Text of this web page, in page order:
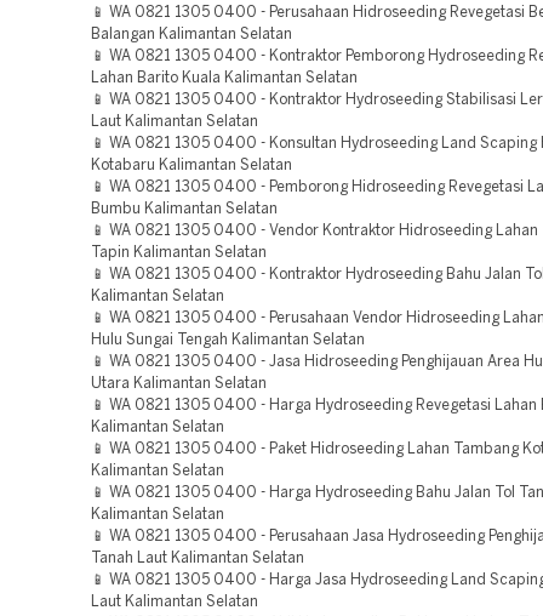
📱 WA 0821 1305 0400 - Perusahaan Hidroseeding Revegetasi
Balangan Kalimantan Selatan
📱 WA 0821 1305 0400 - Kontraktor Pemborong Hydroseeding
Lahan Barito Kuala Kalimantan Selatan
📱 WA 0821 1305 0400 - Kontraktor Hydroseeding Stabilisasi
Laut Kalimantan Selatan
📱 WA 0821 1305 0400 - Konsultan Hydroseeding Land Scaping
Kotabaru Kalimantan Selatan
📱 WA 0821 1305 0400 - Pemborong Hidroseeding Revegetasi
Bumbu Kalimantan Selatan
📱 WA 0821 1305 0400 - Vendor Kontraktor Hidroseeding Lahan
Tapin Kalimantan Selatan
📱 WA 0821 1305 0400 - Kontraktor Hydroseeding Bahu Jalan
Kalimantan Selatan
📱 WA 0821 1305 0400 - Perusahaan Vendor Hidroseeding
Hulu Sungai Tengah Kalimantan Selatan
📱 WA 0821 1305 0400 - Jasa Hidroseeding Penghijauan Area
Utara Kalimantan Selatan
📱 WA 0821 1305 0400 - Harga Hydroseeding Revegetasi Lahan
Kalimantan Selatan
📱 WA 0821 1305 0400 - Paket Hidroseeding Lahan Tambang
Kalimantan Selatan
📱 WA 0821 1305 0400 - Harga Hydroseeding Bahu Jalan Tol
Kalimantan Selatan
📱 WA 0821 1305 0400 - Perusahaan Jasa Hydroseeding
Tanah Laut Kalimantan Selatan
📱 WA 0821 1305 0400 - Harga Jasa Hydroseeding Land
Laut Kalimantan Selatan